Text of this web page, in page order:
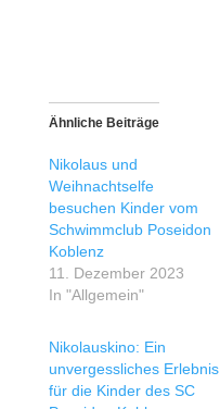
Ähnliche Beiträge
Nikolaus und
Weihnachtselfe
besuchen Kinder vom
Schwimmclub Poseidon
Koblenz
11. Dezember 2023
In "Allgemein"
Nikolauskino: Ein
unvergessliches Erlebnis
für die Kinder des SC